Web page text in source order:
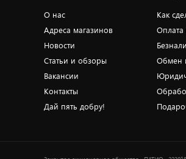
О нас
Адреса магазинов
Новости
Статьи и обзоры
Вакансии
Контакты
Дай пять добру!
Как
Оплата
Обмен